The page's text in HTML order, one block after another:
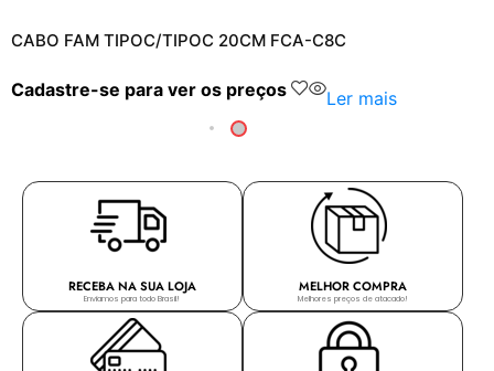
CABO FAM TIPOC/TIPOC 20CM FCA-C8C
Cadastre-se para ver os preços Ler mais
RECEBA NA SUA LOJA
Enviamos para todo Brasil!
MELHOR COMPRA
Melhores preços de atacado!